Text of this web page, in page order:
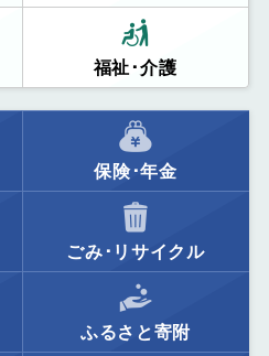
福祉･介護
保険･年金
ごみ･リサイクル
ふるさと寄附